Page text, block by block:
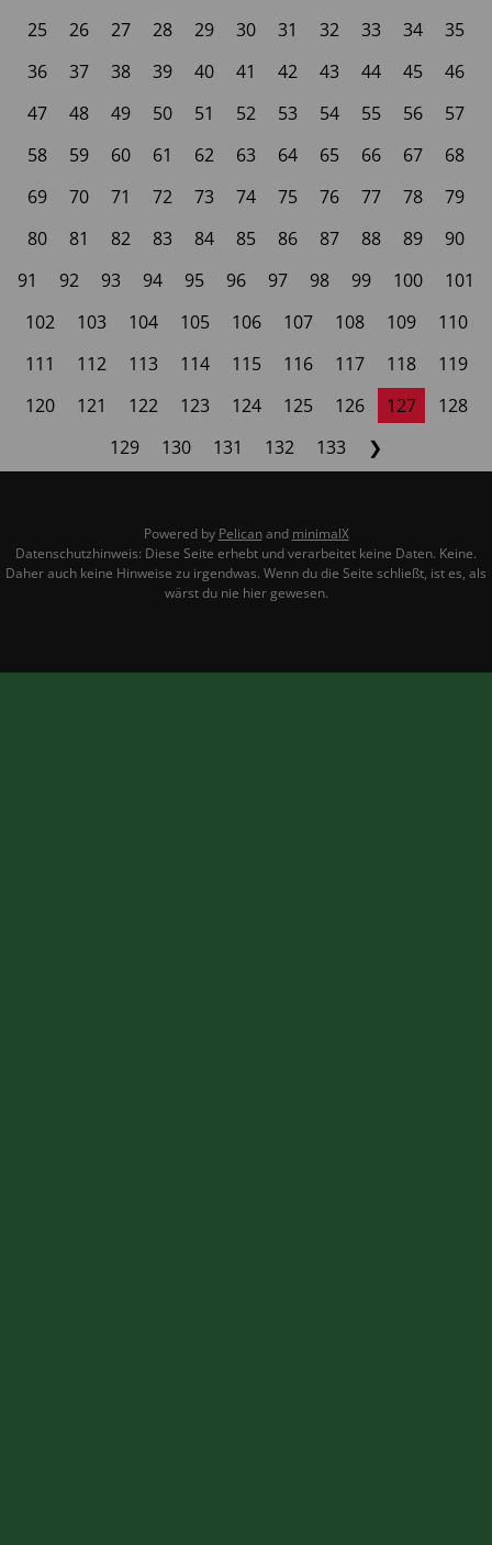
25
26 27 28 29 30 31 32 33 34
35
36
37 38 39 40 41 42 43 44 45
46
47
48 49 50 51 52 53 54 55 56
57
58
59 60 61 62 63 64 65 66 67
68
69
70 71 72 73 74 75 76 77 78
79
80
81 82 83 84 85 86 87 88 89
90
91
92 93 94 95 96 97 98 99 100
101
102
103 104 105 106 107 108 109
110
111
112 113 114 115 116 117 118
119
120
121 122 123 124 125 126 127
128
129
130 131 132 133 ❯
Powered by Pelicanand minimalX
Datenschutzhinweis: Diese Seite erhebt und verarbeitet keine Daten. Keine.
Daher auch keine Hinweise zu irgendwas. Wenn du die Seite schließt, ist es, als
wärst du nie hier gewesen.